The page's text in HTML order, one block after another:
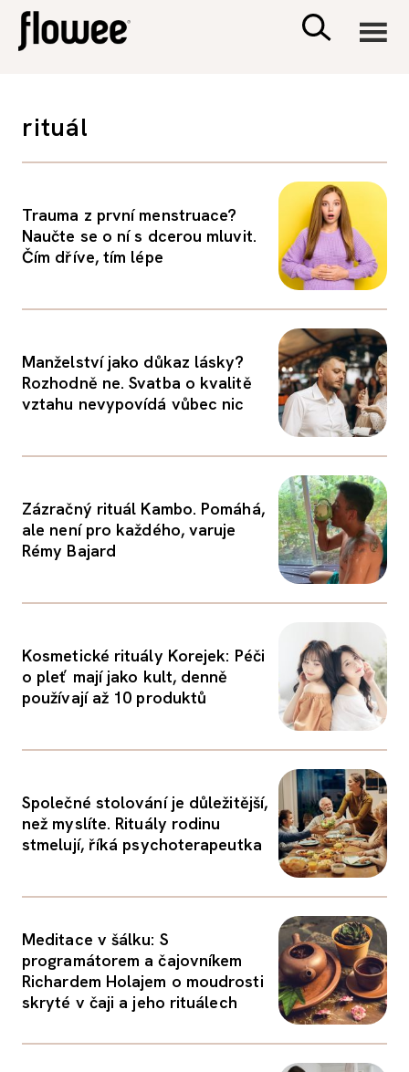
PSYCHOLOGIE
RODINA A DĚTI
PORADNA
rituál
Trauma z první menstruace?
Naučte se o ní s dcerou mluvit.
Čím dříve, tím lépe
Manželství jako důkaz lásky?
Rozhodně ne. Svatba o kvalitě
vztahu nevypovídá vůbec nic
Zázračný rituál Kambo. Pomáhá,
ale není pro každého, varuje
Rémy Bajard
Kosmetické rituály Korejek: Péči
o pleť mají jako kult, denně
používají až 10 produktů
Společné stolování je důležitější,
než myslíte. Rituály rodinu
stmelují, říká psychoterapeutka
Meditace v šálku: S
programátorem a čajovníkem
Richardem Holajem o moudrosti
skryté v čaji a jeho rituálech